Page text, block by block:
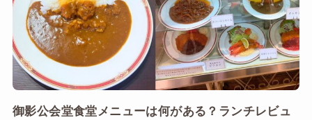
御影公会堂食堂メニューは何がある？ランチレビュ